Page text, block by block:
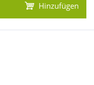
Hinzufügen